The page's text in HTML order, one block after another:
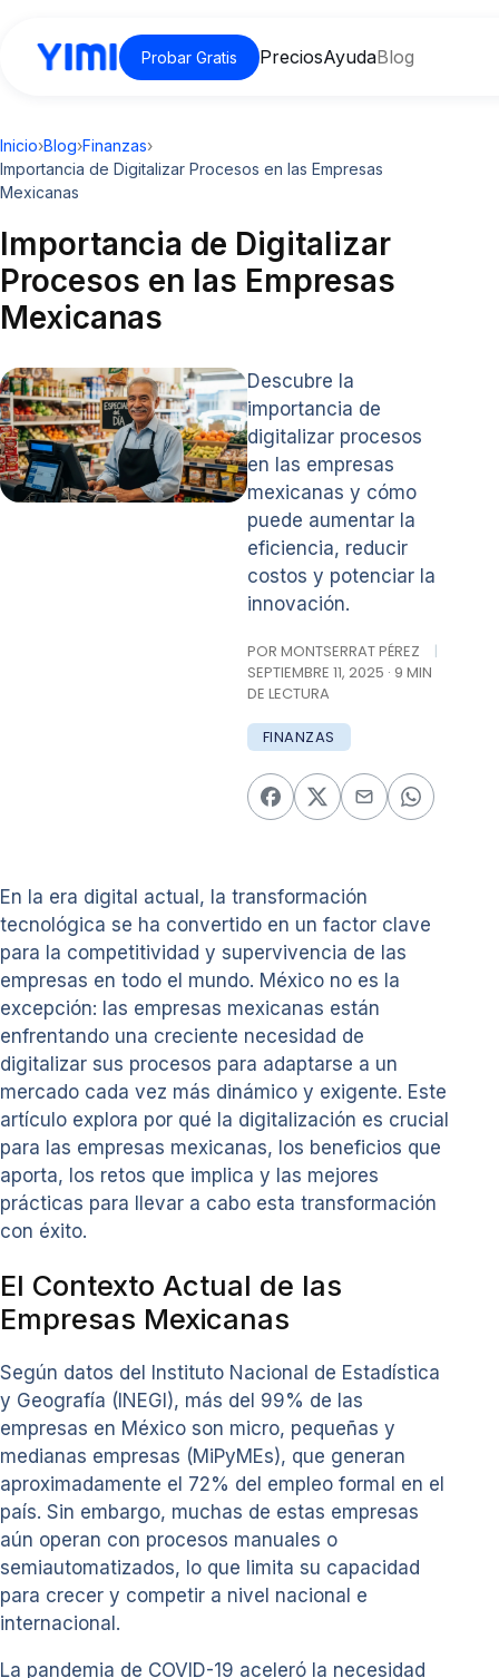
Probar Gratis PreciosAyudaBlog
Inicio›Blog›Finanzas›
Importancia de Digitalizar Procesos en las Empresas
Mexicanas
Importancia de Digitalizar
Procesos en las Empresas
Mexicanas
Descubre la
importancia de
digitalizar procesos
en las empresas
mexicanas y cómo
puede aumentar la
eficiencia, reducir
costos y potenciar la
innovación.
POR MONTSERRAT PÉREZ
|
SEPTIEMBRE 11, 2025 · 9 MIN
DE LECTURA
FINANZAS
En la era digital actual, la transformación
tecnológica se ha convertido en un factor clave
para la competitividad y supervivencia de las
empresas en todo el mundo. México no es la
excepción: las empresas mexicanas están
enfrentando una creciente necesidad de
digitalizar sus procesos para adaptarse a un
mercado cada vez más dinámico y exigente. Este
artículo explora por qué la digitalización es crucial
para las empresas mexicanas, los beneficios que
aporta, los retos que implica y las mejores
prácticas para llevar a cabo esta transformación
con éxito.
El Contexto Actual de las
Empresas Mexicanas
Según datos del Instituto Nacional de Estadística
y Geografía (INEGI), más del 99% de las
empresas en México son micro, pequeñas y
medianas empresas (MiPyMEs), que generan
aproximadamente el 72% del empleo formal en el
país. Sin embargo, muchas de estas empresas
aún operan con procesos manuales o
semiautomatizados, lo que limita su capacidad
para crecer y competir a nivel nacional e
internacional.
La pandemia de COVID-19 aceleró la necesidad